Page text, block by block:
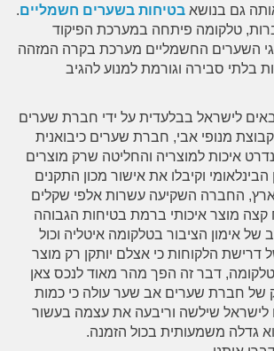
גם בנושא בטיחות בשערים חשמליים.
טלקומה פיתחה במערכת הפיקוד
השערים החשמליים מערכת בקרה המזהה
בלתי סבירה וגורמת למנוע להגיב
לישראל בבלעדית על ידי חברת שערים
מנופי אבי, חברת שערים כיבואנית
איכות למוצריה והחליטה שרק מוצרים
וקיבלו את אישור מכון התקנים
לארץ, החברה השקיעה עשרות אלפי שקלים
קצה מוצר איכותי ברמת בטיחות הגבוהה
של אימון הציבור בטלקומה איטליה וכול
הלקוחות כי אצלם יותקן רק מוצר
דבר זה הפך מהר מאוד לנכס צאן
של חברת שערים אב שער עולה כי כמות
לישראל שילשה וריבעה את עצמה בעשור
גדלה משמעותית בכול הזמנה.